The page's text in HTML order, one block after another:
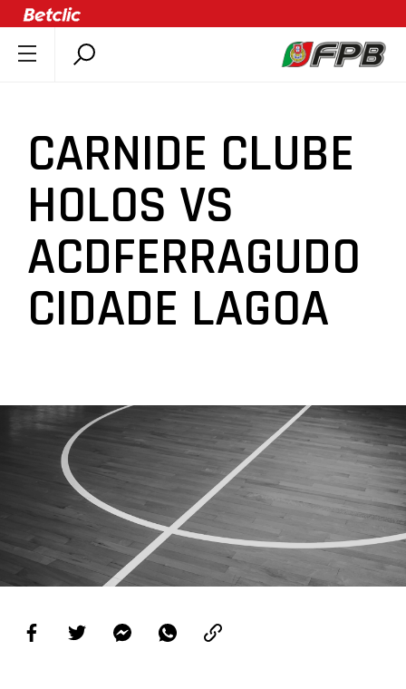
ÚLTIMAS
COMPETIÇÕES
ASSOCIAÇÕES
CLUBES
AGENTES
AGENDA
ÁREA TÉCNICA
PROJETOS
LIGA BETCLIC MASCULINA
LIGA BETCLIC FEMININA
CARNIDE CLUBE
HOLOS VS
ACDFERRAGUDO
CIDADE LAGOA